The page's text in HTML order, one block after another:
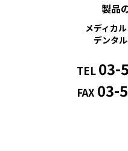
製品
メディカ
デンタ
TEL 03-
FAX 03-